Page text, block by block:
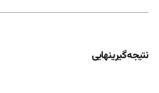
نتیجه‌گیرینهایی